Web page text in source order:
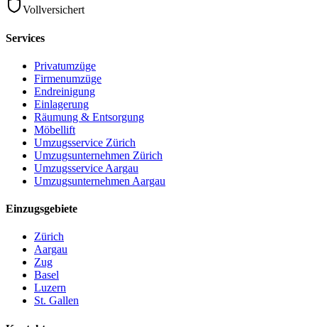
Vollversichert
Services
Privatumzüge
Firmenumzüge
Endreinigung
Einlagerung
Räumung & Entsorgung
Möbellift
Umzugsservice Zürich
Umzugsunternehmen Zürich
Umzugsservice Aargau
Umzugsunternehmen Aargau
Einzugsgebiete
Zürich
Aargau
Zug
Basel
Luzern
St. Gallen